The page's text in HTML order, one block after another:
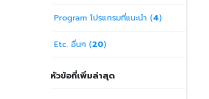
Program โปรแกรมที่แนะนำ (4)
Etc. อื่นๆ (20)
หัวข้อที่เพิ่มล่าสุด